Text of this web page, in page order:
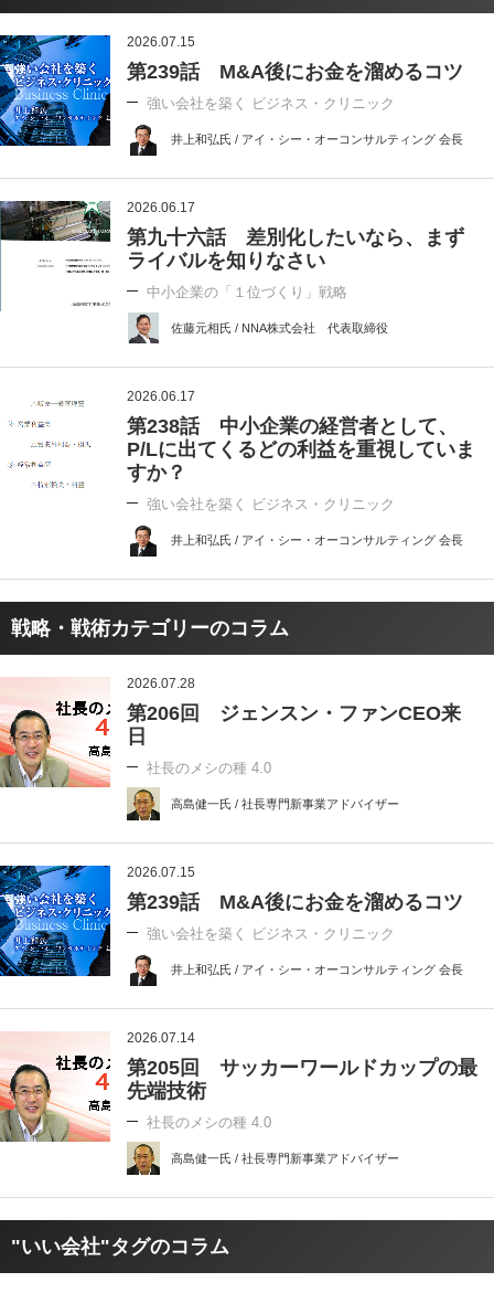
2026.07.15
第239話 M&A後にお金を溜めるコツ
強い会社を築く ビジネス・クリニック
井上和弘氏 / アイ・シー・オーコンサルティング 会長
2026.06.17
第九十六話 差別化したいなら、まず
ライバルを知りなさい
中小企業の「１位づくり」戦略
佐藤元相氏 / NNA株式会社 代表取締役
2026.06.17
第238話 中小企業の経営者として、
P/Lに出てくるどの利益を重視していま
すか？
強い会社を築く ビジネス・クリニック
井上和弘氏 / アイ・シー・オーコンサルティング 会長
戦略・戦術カテゴリーのコラム
2026.07.28
第206回 ジェンスン・ファンCEO来
日
社長のメシの種 4.0
高島健一氏 / 社長専門新事業アドバイザー
2026.07.15
第239話 M&A後にお金を溜めるコツ
強い会社を築く ビジネス・クリニック
井上和弘氏 / アイ・シー・オーコンサルティング 会長
2026.07.14
第205回 サッカーワールドカップの最
先端技術
社長のメシの種 4.0
高島健一氏 / 社長専門新事業アドバイザー
"いい会社"タグのコラム